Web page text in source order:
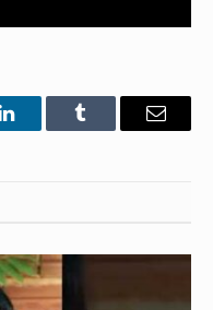
LinkedInTumblr
E-